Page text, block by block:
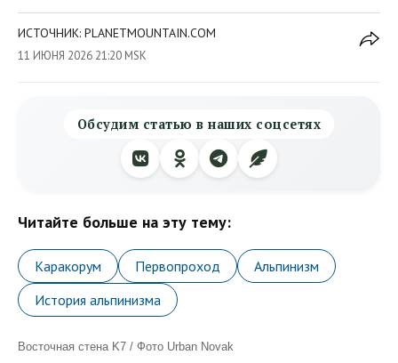
ИСТОЧНИК: PLANETMOUNTAIN.COM
11 ИЮНЯ 2026 21:20 MSK
Обсудим статью в наших соцсетях
Читайте больше на эту тему:
Каракорум Первопроход
Альпинизм
История альпинизма
Восточная стена K7 / Фото Urban Novak